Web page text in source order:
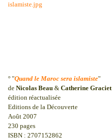
° "Quand le Maroc sera islamiste"
de Nicolas Beau & Catherine Graciet
édition réactualisée
Editions de la Découverte
Août 2007
230 pages
ISBN : 2707152862